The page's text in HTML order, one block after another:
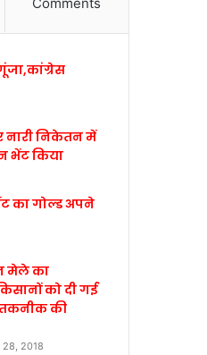
नारी निकेतन में
भेंट किया
का गोल्ड अपने
मेले का
को दी गई
तकनीक की
2018